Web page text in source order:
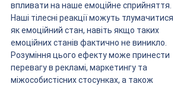
впливати на наше емоційне сприйняття.
Наші тілесні реакції можуть тлумачитися
як емоційний стан, навіть якщо таких
емоційних станів фактично не виникло.
Розуміння цього ефекту може принести
перевагу в рекламі, маркетингу та
міжособистісних стосунках, а також